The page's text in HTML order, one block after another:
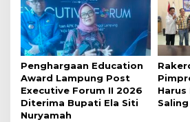
Penghargaan Education
Award Lampung Post
Executive Forum II 2026
Diterima Bupati Ela Siti
Nuryamah
Harus